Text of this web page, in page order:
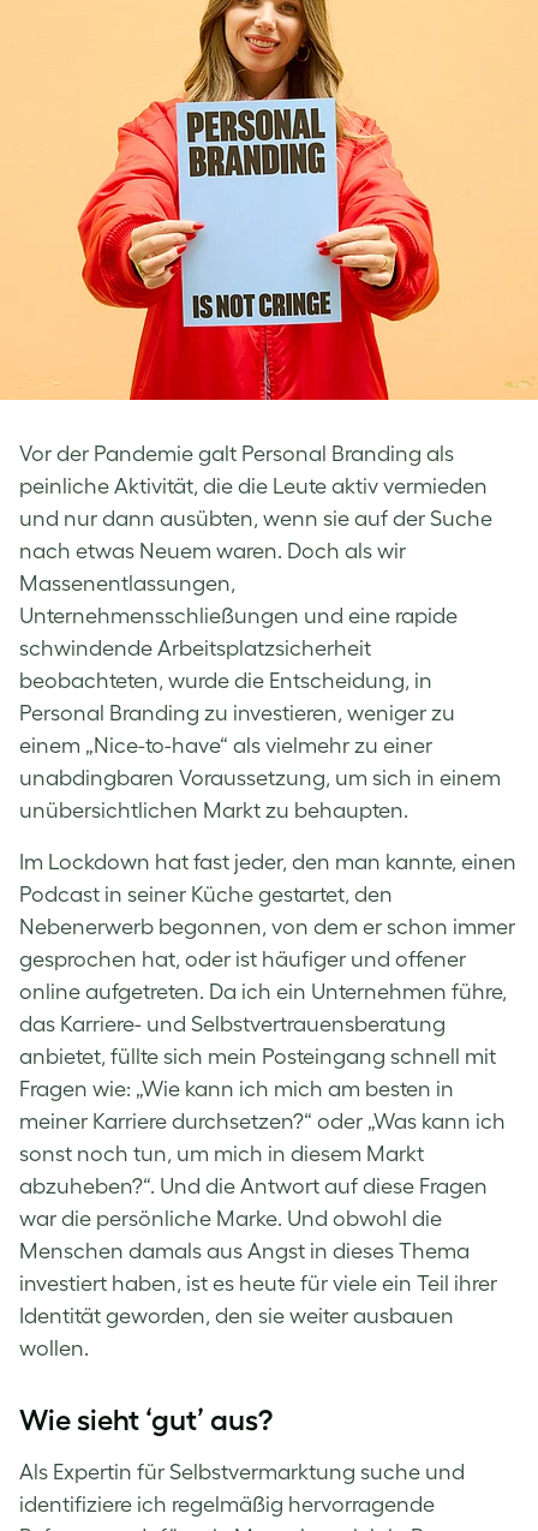
Vor der Pandemie galt Personal Branding als
peinliche Aktivität, die die Leute aktiv vermieden
und nur dann ausübten, wenn sie auf der Suche
nach etwas Neuem waren. Doch als wir
Massenentlassungen,
Unternehmensschließungen und eine rapide
schwindende Arbeitsplatzsicherheit
beobachteten, wurde die Entscheidung, in
Personal Branding zu investieren, weniger zu
einem „Nice-to-have“ als vielmehr zu einer
unabdingbaren Voraussetzung, um sich in einem
unübersichtlichen Markt zu behaupten.
Im Lockdown hat fast jeder, den man kannte, einen
Podcast in seiner Küche gestartet, den
Nebenerwerb begonnen, von dem er schon immer
gesprochen hat, oder ist häufiger und offener
online aufgetreten. Da ich ein Unternehmen führe,
das Karriere- und Selbstvertrauensberatung
anbietet, füllte sich mein Posteingang schnell mit
Fragen wie: „Wie kann ich mich am besten in
meiner Karriere durchsetzen?“ oder „Was kann ich
sonst noch tun, um mich in diesem Markt
abzuheben?“. Und die Antwort auf diese Fragen
war die persönliche Marke. Und obwohl die
Menschen damals aus Angst in dieses Thema
investiert haben, ist es heute für viele ein Teil ihrer
Identität geworden, den sie weiter ausbauen
wollen.
Wie sieht ‘gut’ aus?
Als Expertin für Selbstvermarktung suche und
identifiziere ich regelmäßig hervorragende